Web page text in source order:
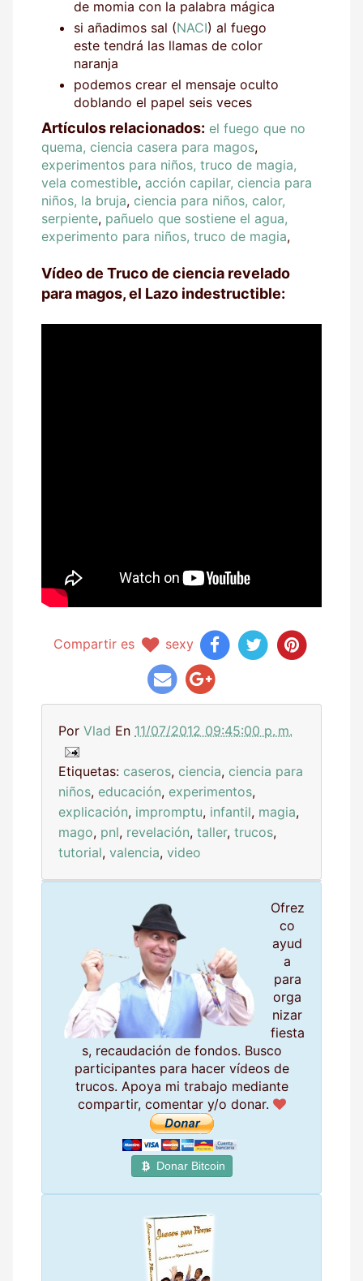
de momia con la palabra mágica
si añadimos sal (NACI) al fuego
este tendrá las llamas de color
naranja
podemos crear el mensaje oculto
doblando el papel seis veces
Artículos relacionados: el fuego que no
quema, ciencia casera para magos,
experimentos para niños, truco de magia,
vela comestible, acción capilar, ciencia para
niños, la bruja, ciencia para niños, calor,
serpiente, pañuelo que sostiene el agua,
experimento para niños, truco de magia,
Vídeo de Truco de ciencia revelado
para magos, el Lazo indestructible:
Compartir es sexy
Por Vlad En 11/07/2012 09:45:00 p. m.
Etiquetas: caseros, ciencia, ciencia para
niños, educación, experimentos,
explicación, impromptu, infantil, magia,
mago, pnl, revelación, taller, trucos,
tutorial, valencia, video
Ofrez
co
ayud
a
para
orga
nizar
fiesta
s, recaudación de fondos. Busco
participantes para hacer vídeos de
trucos. Apoya mi trabajo mediante
compartir, comentar y/o donar.
Donar Bitcoin